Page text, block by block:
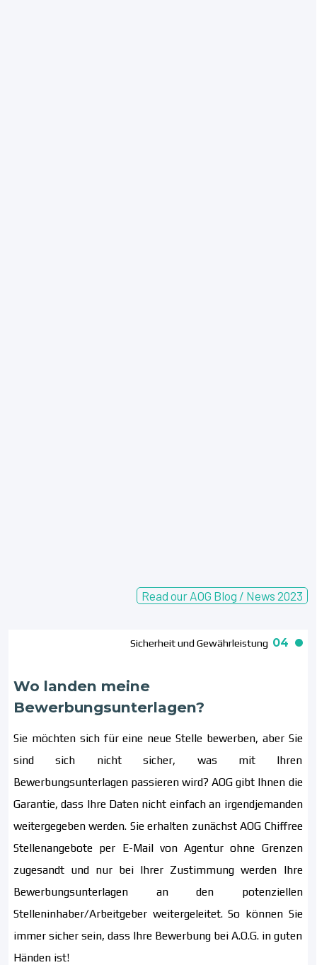
Read our AOG Blog / News 2023
Sicherheit und Gewährleistung 04
Wo landen meine
Bewerbungsunterlagen?
Sie möchten sich für eine neue Stelle bewerben, aber Sie
sind sich nicht sicher, was mit Ihren
Bewerbungsunterlagen passieren wird? AOG gibt Ihnen die
Garantie, dass Ihre Daten nicht einfach an irgendjemanden
weitergegeben werden. Sie erhalten zunächst AOG Chiffree
Stellenangebote per E-Mail von Agentur ohne Grenzen
zugesandt und nur bei Ihrer Zustimmung werden Ihre
Bewerbungsunterlagen an den potenziellen
Stelleninhaber/Arbeitgeber weitergeleitet. So können Sie
immer sicher sein, dass Ihre Bewerbung bei A.O.G. in guten
Händen ist!